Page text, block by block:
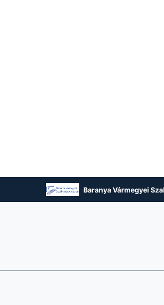
Baranya Vármegyei